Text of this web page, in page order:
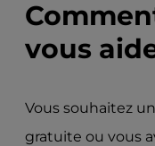
contact
vous
Vous souhaitez
gratuite ou vous